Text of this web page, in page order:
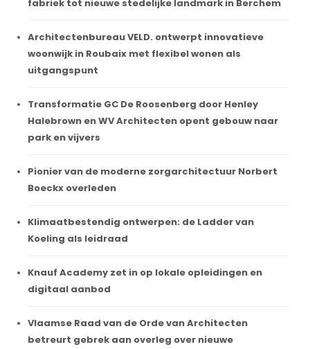
fabriek tot nieuwe stedelijke landmark in Berchem
Architectenbureau VELD. ontwerpt innovatieve
woonwijk in Roubaix met flexibel wonen als
uitgangspunt
Transformatie GC De Roosenberg door Henley
Halebrown en WV Architecten opent gebouw naar
park en vijvers
Pionier van de moderne zorgarchitectuur Norbert
Boeckx overleden
Klimaatbestendig ontwerpen: de Ladder van
Koeling als leidraad
Knauf Academy zet in op lokale opleidingen en
digitaal aanbod
Vlaamse Raad van de Orde van Architecten
betreurt gebrek aan overleg over nieuwe